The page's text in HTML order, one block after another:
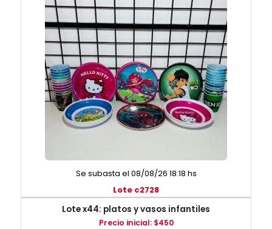
Se subasta el 08/08/26 18:18 hs
Lote c2728
Lote x44: platos y vasos infantiles
Precio inicial: $450